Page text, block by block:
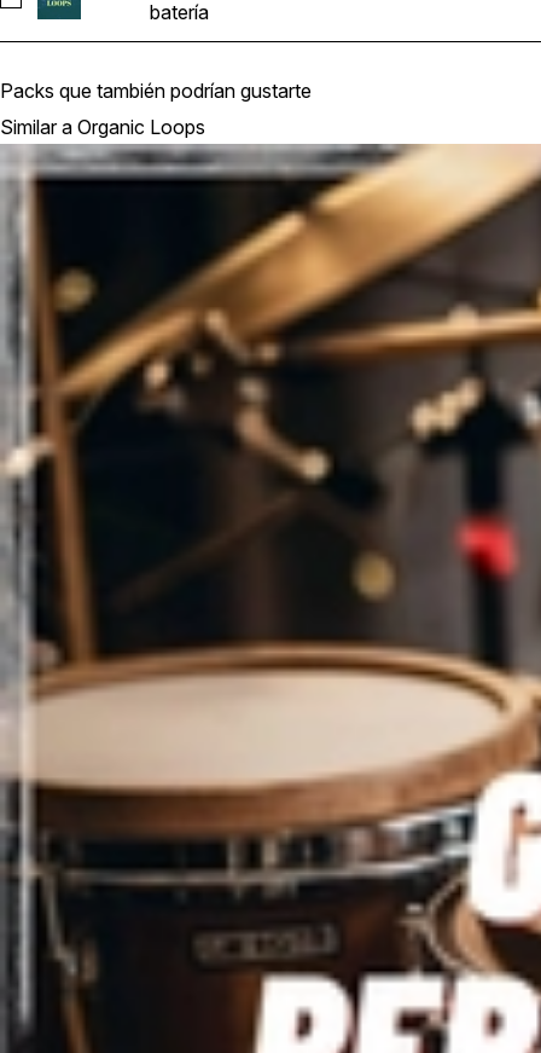
batería
Packs que también podrían gustarte
Similar a Organic Loops